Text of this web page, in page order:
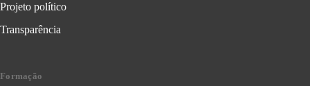
Projeto político
Transparência
Formação